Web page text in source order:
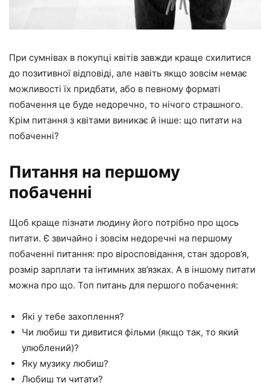
При сумнівах в покупці квітів завжди краще схилитися
до позитивної відповіді, але навіть якщо зовсім немає
можливості їх придбати, або в певному форматі
побачення це буде недоречно, то нічого страшного.
Крім питання з квітами виникає й інше: що питати на
побаченні?
Питання на першому
побаченні
Щоб краще пізнати людину його потрібно про щось
питати. Є звичайно і зовсім недоречні на першому
побаченні питання: про віросповідання, стан здоров’я,
розмір зарплати та інтимних зв’язках. А в іншому питати
можна про що. Топ питань для першого побачення:
Які у тебе захоплення?
Чи любиш ти дивитися фільми (якщо так, то який
улюблений)?
Яку музику любиш?
Любиш ти читати?